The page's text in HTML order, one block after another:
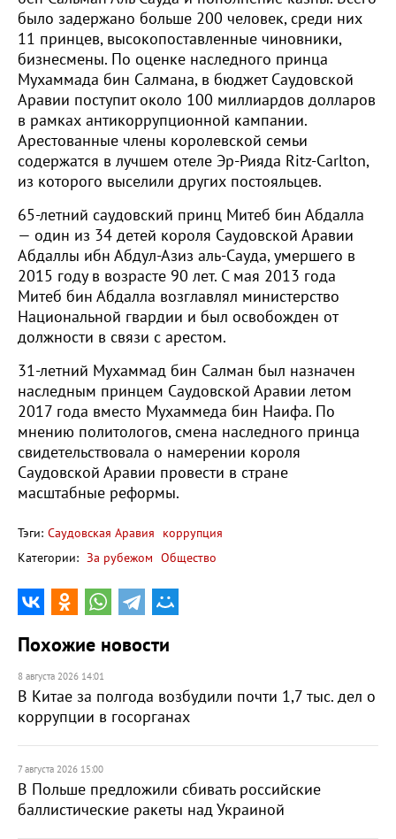
было задержано больше 200 человек, среди них
11 принцев, высокопоставленные чиновники,
бизнесмены. По оценке наследного принца
Мухаммада бин Салмана, в бюджет Саудовской
Аравии поступит около 100 миллиардов долларов
в рамках антикоррупционной кампании.
Арестованные члены королевской семьи
содержатся в лучшем отеле Эр-Рияда Ritz-Carlton,
из которого выселили других постояльцев.
65-летний саудовский принц Митеб бин Абдалла
— один из 34 детей короля Саудовской Аравии
Абдаллы ибн Абдул-Азиз аль-Сауда, умершего в
2015 году в возрасте 90 лет. С мая 2013 года
Митеб бин Абдалла возглавлял министерство
Национальной гвардии и был освобожден от
должности в связи с арестом.
31-летний Мухаммад бин Салман был назначен
наследным принцем Саудовской Аравии летом
2017 года вместо Мухаммеда бин Наифа. По
мнению политологов, смена наследного принца
свидетельствовала о намерении короля
Саудовской Аравии провести в стране
масштабные реформы.
Тэги: Саудовская Аравия
коррупция
Категории: За рубежом Общество
Похожие новости
8 августа 2026 14:01
В Китае за полгода возбудили почти 1,7 тыс. дел о
коррупции в госорганах
7 августа 2026 15:00
В Польше предложили сбивать российские
баллистические ракеты над Украиной